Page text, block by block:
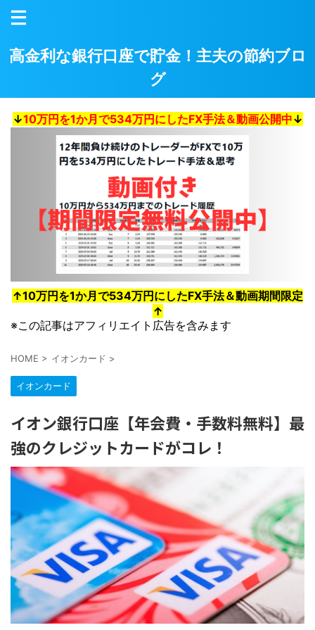
高金利な銀行口座で貯金！主夫の節約ブロ
グ
↓10万円を1か月で534万円にしたFX手法＆動画公開中↓
↑10万円を1か月で534万円にしたFX手法＆動画期間限定
↑
※この記事はアフィリエイト広告を含みます
HOME > イオンカード >
イオンカード
イオン銀行口座【年会費・手数料無料】最
強のクレジットカードがコレ！